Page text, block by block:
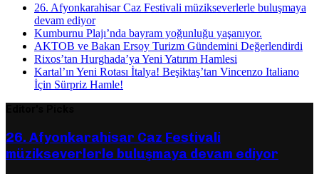
26. Afyonkarahisar Caz Festivali müzikseverlerle buluşmaya
devam ediyor
Kumburnu Plajı’nda bayram yoğunluğu yaşanıyor.
AKTOB ve Bakan Ersoy Turizm Gündemini Değerlendirdi
Rixos’tan Hurghada’ya Yeni Yatırım Hamlesi
Kartal’ın Yeni Rotası İtalya! Beşiktaş’tan Vincenzo Italiano
İçin Sürpriz Hamle!
26. Afyonkarahisar Caz Festivali
müzikseverlerle buluşmaya devam ediyor